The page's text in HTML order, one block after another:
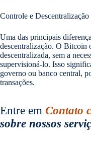
Controle e Descentralização
Uma das principais
descentralização. O Bitcoin
descentralizada, sem a
supervisioná-lo. Isso
governo ou banco central,
transações.
Entre em Contato
sobre nossos